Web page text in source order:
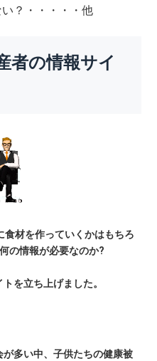
？・・・・・他
者の情報サイ
材を作っていくかはもちろ
の情報が必要なのか?
を立ち上げました。
多い中、子供たちの健康被